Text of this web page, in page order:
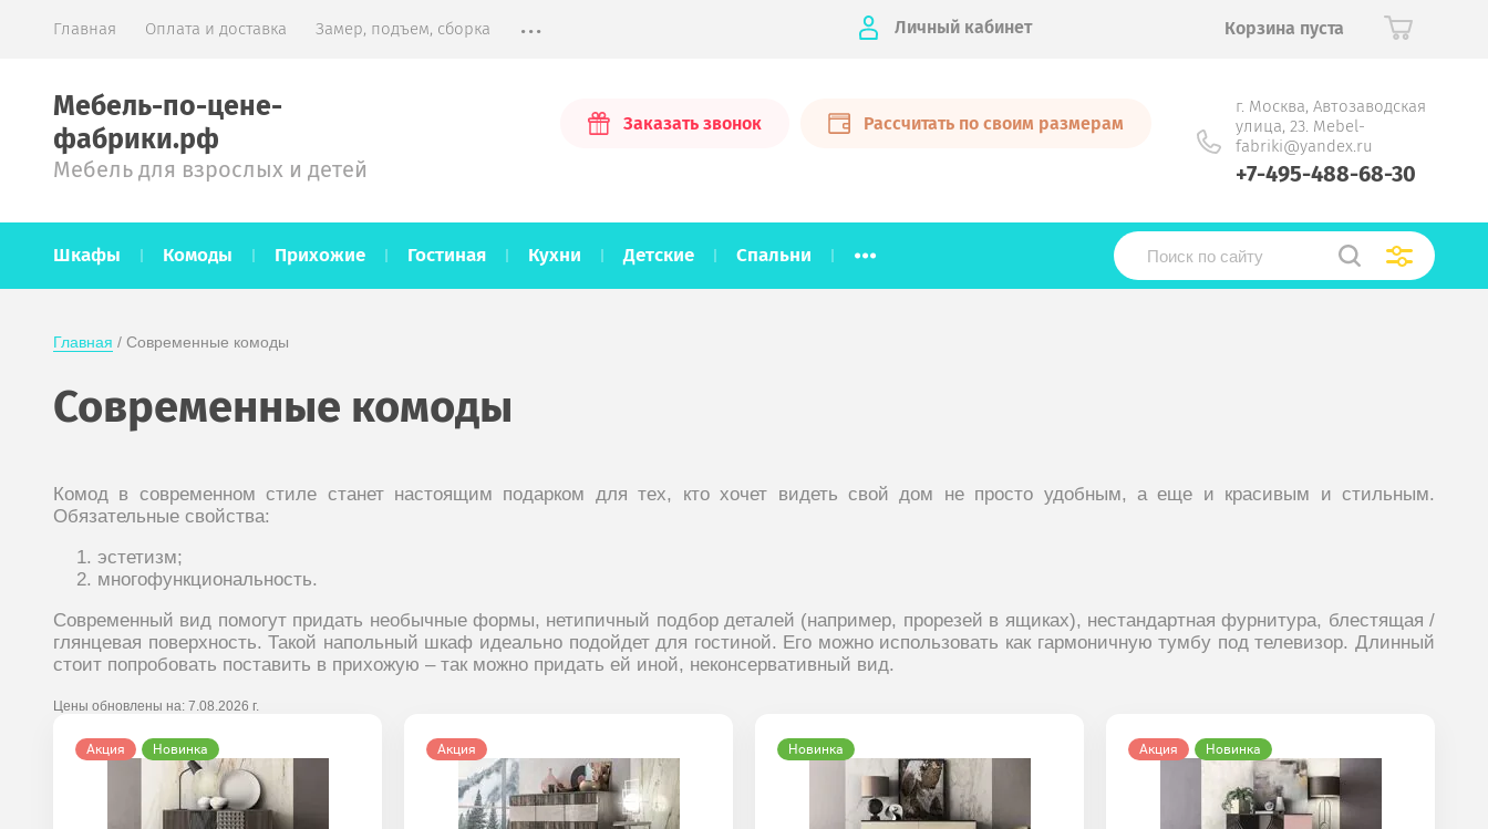
Главная Оплата и доставка Замер, подъем, сборка ... Личный кабинет Корзина пуста
Мебель-по-цене-
фабрики.рф
Мебель для взрослых и детей
Заказать звонок Рассчитать по своим размерам
г. Москва, Автозаводская
улица, 23. Mebel-
fabriki@yandex.ru
+7-495-488-68-30
Шкафы Комоды Прихожие Гостиная Кухни Детские Спальни ...
Главная / Современные комоды
Современные комоды
Комод в современном стиле станет настоящим подарком для тех, кто хочет видеть свой дом не просто удобным, а еще и красивым и стильным.
Обязательные свойства:
эстетизм;
многофункциональность.
Современный вид помогут придать необычные формы, нетипичный подбор деталей (например, прорезей в ящиках), нестандартная фурнитура, блестящая /
глянцевая поверхность. Такой напольный шкаф идеально подойдет для гостиной. Его можно использовать как гармоничную тумбу под телевизор. Длинный
стоит попробовать поставить в прихожую – так можно придать ей иной, неконсервативный вид.
Цены обновлены на: 7.08.2026 г.
Акция Новинка Акция Новинка Акция Новинка